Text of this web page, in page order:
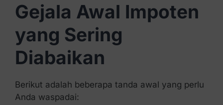
Gejala Awal Impoten
yang Sering
Diabaikan
Berikut adalah beberapa tanda awal yang perlu
Anda waspadai: